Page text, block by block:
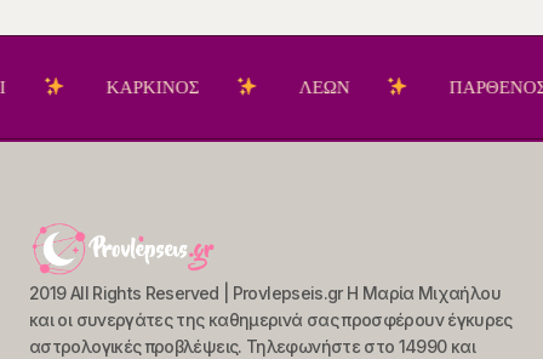
ΚΑΡΚΙΝΟΣ ΛΕΩΝ ΠΑΡΘΕΝΟΣ
2019 All Rights Reserved | Provlepseis.gr Η Μαρία Μιχαήλου
και οι συνεργάτες της καθημερινά σας προσφέρουν έγκυρες
αστρολογικές προβλέψεις. Τηλεφωνήστε στο 14990 και